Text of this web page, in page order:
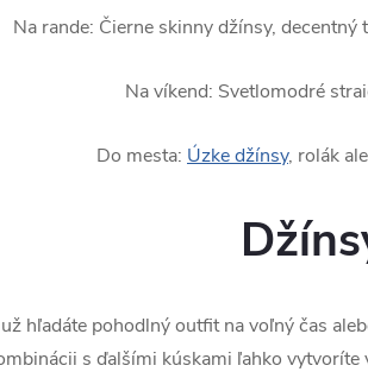
Na rande: Čierne skinny džínsy,
Na víkend: Svetlomodré
Do mesta: Úzke džínsy, rolák
hľadáte pohodlný outfit na voľný čas
s ďalšími kúskami ľahko